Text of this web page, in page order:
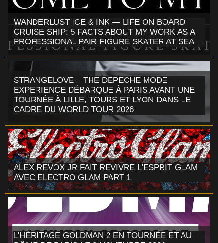
WANDERLUST ICE & INK — LIFE ON BOARD
CRUISE SHIP: 5 FACTS ABOUT MY WORK AS A
PROFESSIONAL PAIR FIGURE SKATER AT SEA
STRANGELOVE – THE DEPECHE MODE
EXPERIENCE DÉBARQUE À PARIS AVANT UNE
TOURNÉE À LILLE, TOURS ET LYON DANS LE
CADRE DU WORLD TOUR 2026
ALEX REVOX JR FAIT REVIVRE L'ESPRIT GLAM
AVEC ELECTRO GLAM PART 1
L'HÉRITAGE GOLDMAN 2 EN TOURNÉE ET AU